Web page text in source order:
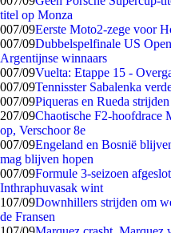
titel op Monza
007/09Eerste Moto2-zege voor
007/09Dubbelspelfinale US
Argentijnse winnaars
007/09Vuelta: Etappe 15 -
007/09Tennisster Sabalenka
007/09Piqueras en Rueda
207/09Chaotische F2-hoofdrace
op, Verschoor 8e
007/09Engeland en Bosnië
mag blijven hopen
007/09Formule 3-seizoen
Inthraphuvasak wint
107/09Downhillers strijden om
de Fransen